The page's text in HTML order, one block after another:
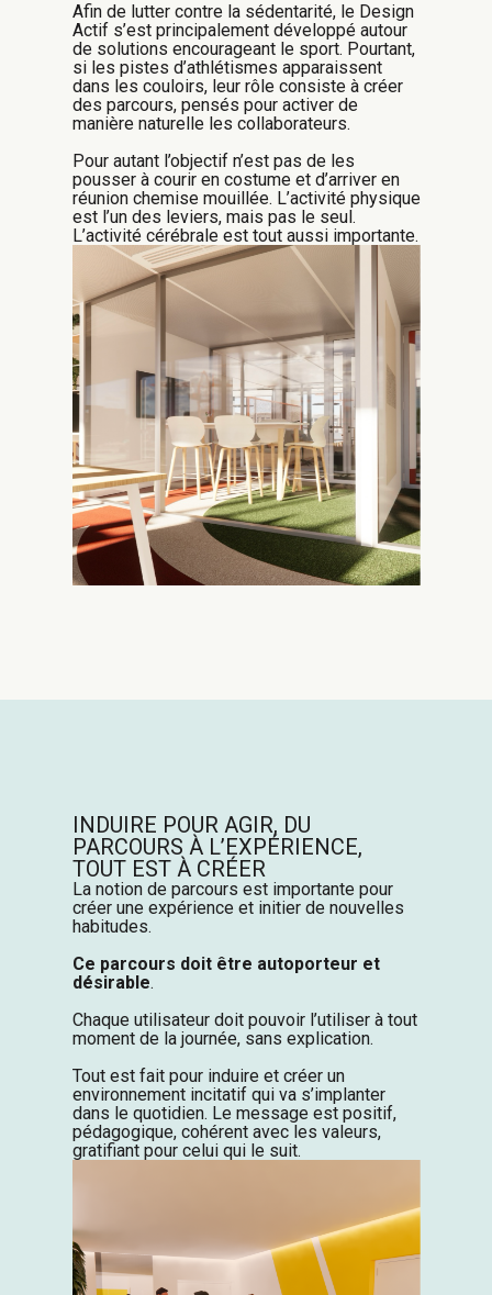
Afin de lutter contre la sédentarité, le Design
Actif s’est principalement développé autour
de solutions encourageant le sport. Pourtant,
si les pistes d’athlétismes apparaissent
dans les couloirs, leur rôle consiste à créer
des parcours, pensés pour activer de
manière naturelle les collaborateurs.
Pour autant l’objectif n’est pas de les
pousser à courir en costume et d’arriver en
réunion chemise mouillée. L’activité physique
est l’un des leviers, mais pas le seul.
L’activité cérébrale est tout aussi importante.
INDUIRE POUR AGIR, DU
PARCOURS À L’EXPÉRIENCE,
TOUT EST À CRÉER
La notion de parcours est importante pour
créer une expérience et initier de nouvelles
habitudes.
Ce parcours doit être autoporteur et
désirable.
Chaque utilisateur doit pouvoir l’utiliser à tout
moment de la journée, sans explication.
Tout est fait pour induire et créer un
environnement incitatif qui va s’implanter
dans le quotidien. Le message est positif,
pédagogique, cohérent avec les valeurs,
gratifiant pour celui qui le suit.